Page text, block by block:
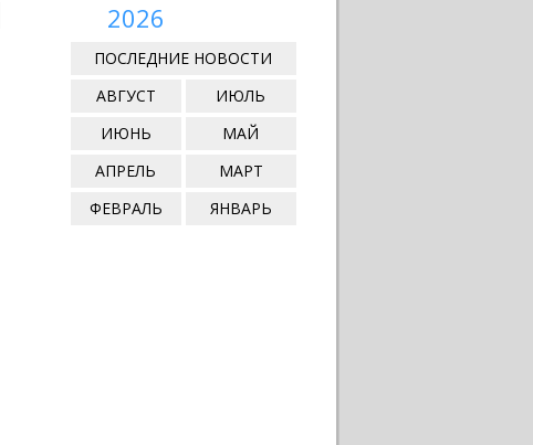
2026
ПОСЛЕДНИЕ НОВОСТИ
АВГУСТ
ИЮЛЬ
ИЮНЬ
МАЙ
АПРЕЛЬ
МАРТ
ФЕВРАЛЬ
ЯНВАРЬ